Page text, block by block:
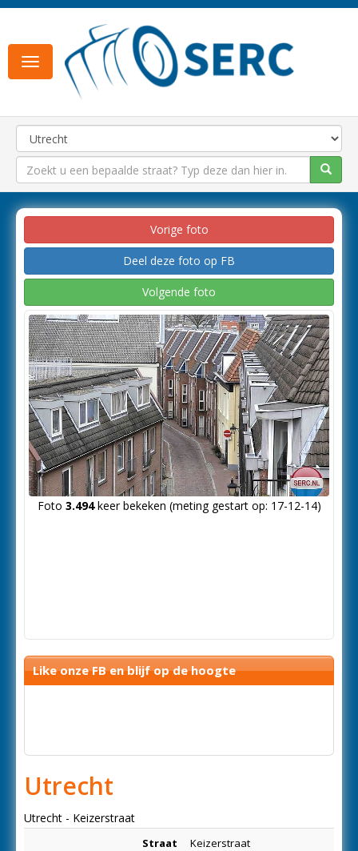
Toggle
navigation
Vorige foto
Deel deze foto op FB
Volgende foto
Foto 3.494keer bekeken (meting gestart op: 17-12-14)
Like onze FB en blijf op de hoogte
Utrecht
Utrecht - Keizerstraat
Straat Keizerstraat